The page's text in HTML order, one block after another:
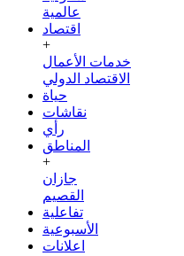
عالمية
اقتصاد
+
خدمات الأعمال
الاقتصاد الدولي
حياة
نقاشات
رأي
المناطق
+
جازان
القصيم
تفاعلية
الأسبوعية
اعلانات